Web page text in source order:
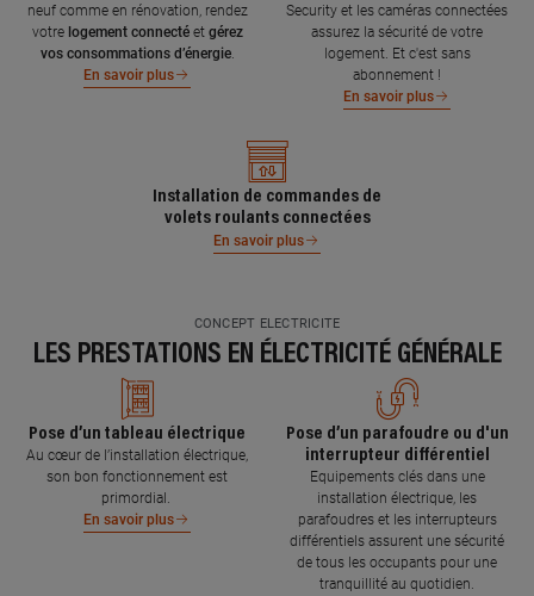
neuf comme en rénovation, rendez
votre logement connecté et gérez
vos consommations d’énergie.
En savoir plus
Security et les caméras connectées
assurez la sécurité de votre
logement. Et c'est sans
abonnement !
En savoir plus
Installation de commandes de
volets roulants connectées
En savoir plus
CONCEPT ELECTRICITE
LES PRESTATIONS EN ÉLECTRICITÉ GÉNÉRALE
Pose d’un tableau électrique
Au cœur de l’installation électrique,
son bon fonctionnement est
primordial.
En savoir plus
Pose d’un parafoudre ou d'un
interrupteur différentiel
Equipements clés dans une
installation électrique, les
parafoudres et les interrupteurs
différentiels assurent une sécurité
de tous les occupants pour une
tranquillité au quotidien.